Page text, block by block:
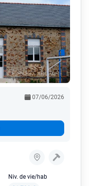
07/06/2026
Niv. de vie/hab